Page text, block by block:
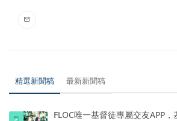
精選新聞稿 最新新聞稿
FLOC唯一基督徒專屬交友APP